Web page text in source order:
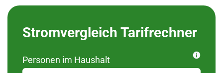
Stromvergleich Tarifrechner
Personen im Haushalt
Bitte wählen Sie Ihren
Ortsteil aus